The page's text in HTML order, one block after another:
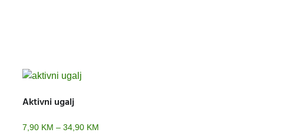
Aktivni ugalj
7,90 KM – 34,90 KM